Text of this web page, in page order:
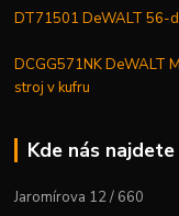
DT71501 DeWALT 56-
DCGG571NK DeWALT
stroj v kufru
Kde nás najdete
Jaromírova 12 / 660